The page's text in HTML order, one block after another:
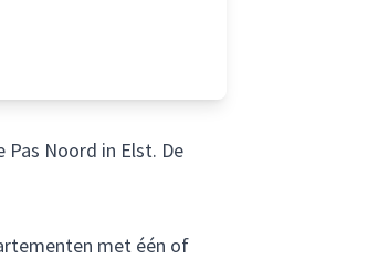
Noord in Elst. De
met één of